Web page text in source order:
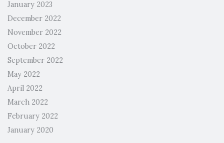
January 2023
December 2022
November 2022
October 2022
September 2022
May 2022
April 2022
March 2022
February 2022
January 2020